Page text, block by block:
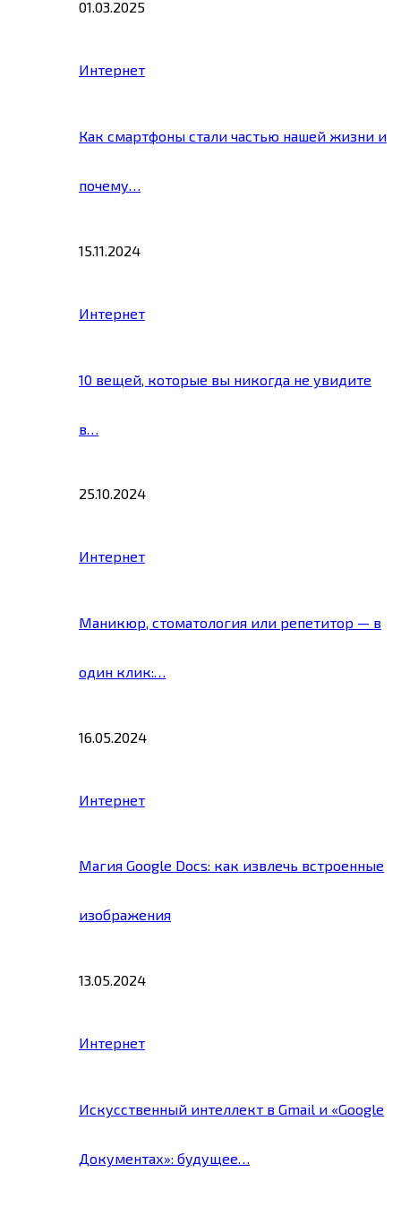
01.03.2025
Интернет
Как смартфоны стали частью нашей жизни и
почему…
15.11.2024
Интернет
10 вещей, которые вы никогда не увидите
в…
25.10.2024
Интернет
Маникюр, стоматология или репетитор — в
один клик:…
16.05.2024
Интернет
Магия Google Docs: как извлечь встроенные
изображения
13.05.2024
Интернет
Искусственный интеллект в Gmail и «Google
Документах»: будущее…